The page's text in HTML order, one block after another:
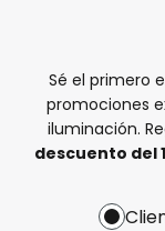
Sé el primero
promociones
iluminación.
descuento del